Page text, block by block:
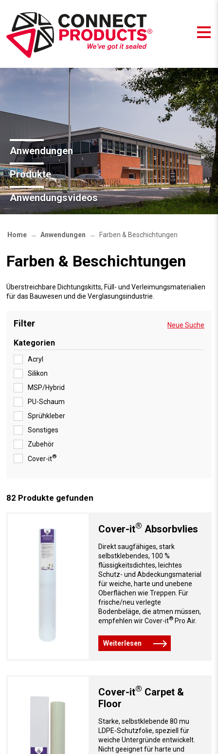
Anwendungen
Produkte
Anwendungsvideos
Home Anwendungen Farben & Beschichtungen
Farben & Beschichtungen
Überstreichbare Dichtungskitts, Füll- und Verleimungsmaterialien
für das Bauwesen und die Verglasungsindustrie.
Neue Suche
Filter
Kategorien
Acryl
Silikon
MSP/Hybrid
PU-Schaum
Sprühkleber
Sonstiges
Zubehör
Cover-it®
82 Produkte gefunden
Cover-it® Absorbvlies
Direkt saugfähiges, stark
selbstklebendes, 100 %
flüssigkeitsdichtes, leichtes
Schutz- und Abdeckungsmaterial
für weiche, harte und unebene
Oberflächen wie Treppen. Für
frische/neu verlegte
Bodenbeläge, die atmen müssen,
empfehlen wir Cover-it®Pro Air.
Weiterlesen
Cover-it® Carpet &
Floor
Starke, selbstklebende 80 mu
LDPE-Schutzfolie, speziell für
weiche Untergründe entwickelt.
Nicht geeignet für harte und